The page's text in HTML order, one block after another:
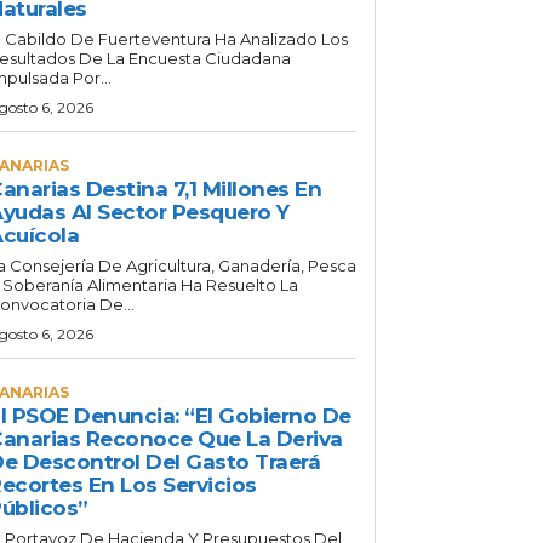
Cabildo De Fuerteventura Ha Analizado Los
De La Encuesta Ciudadana
Por...
6, 2026
Destina 7,1 Millones En
Al Sector Pesquero Y
Consejería De Agricultura, Ganadería, Pesca
Soberanía Alimentaria Ha Resuelto La
De...
6, 2026
PSOE Denuncia: “El Gobierno De
Reconoce Que La Deriva
Descontrol Del Gasto Traerá
En Los Servicios
Portavoz De Hacienda Y Presupuestos Del